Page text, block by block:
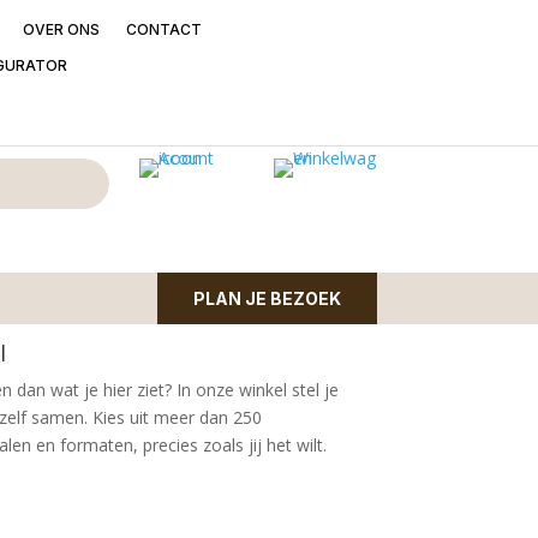
OVER ONS
CONTACT
PLAN JE BEZOEK
| kleur taupe | Ø 28cm en 60cm hoog |
dan wat je hier ziet? In onze winkel stel je
samen. Kies uit meer dan 250
en formaten, precies zoals jij het wilt.